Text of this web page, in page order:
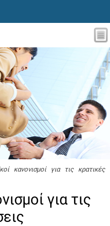
κανονισμοί για τις κρατικές
για τις